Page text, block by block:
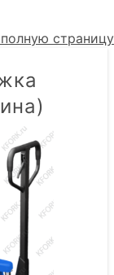
страницу